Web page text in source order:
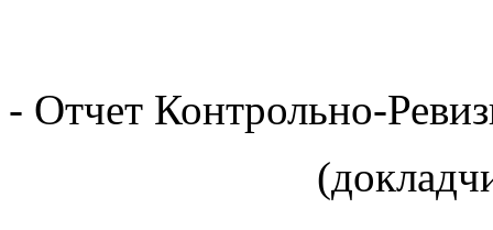
- Отчет Контрольно-
(докладчик